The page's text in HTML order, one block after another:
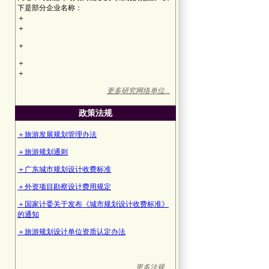
下是部分企业名称：
＋
＋
＋
＋
＋
更多研究网络单位...
政策法规
＋旅游发展规划管理办法
＋旅游规划通则
＋广东城市规划设计收费标准
＋外资项目勘察设计费用规定
＋国家计委关于发布《城市规划设计收费标准》
的通知
＋旅游规划设计单位资质认定办法
更多法规...